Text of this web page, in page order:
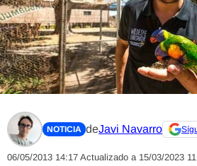
NOTICIA deJavi Navarro
06/05/2013 14:17 Actualizado a 15/03/2023